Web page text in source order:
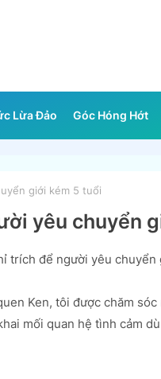
Lừa Đảo Góc Hóng Hớt
giới kém 5 tuổi
yêu chuyển
trích để người yêu
Ken, tôi được chăm
mối quan hệ tình cảm